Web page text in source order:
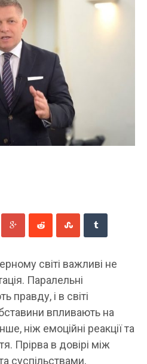
світі важливі не
Паралельні
правду, і в світі
впливають на
ніж емоційні реакції та
Прірва в довірі між
суспільствами,